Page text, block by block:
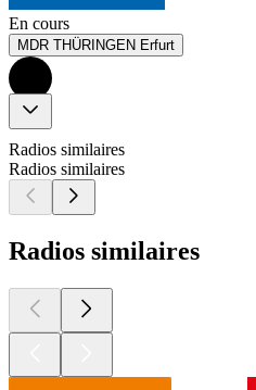
En cours
MDR THÜRINGEN Erfurt
Radios similaires
Radios similaires
Radios similaires